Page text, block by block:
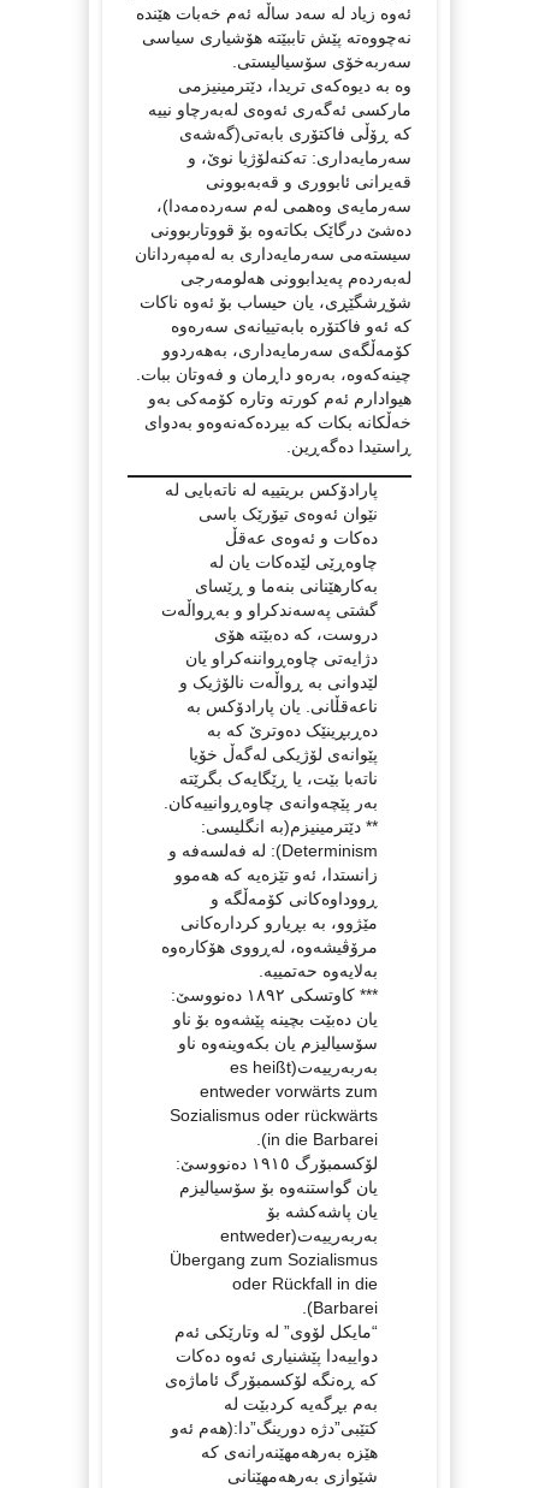
ئەوە زیاد لە سەد ساڵە ئەم خەبات هێندە
نەچووەتە پێش تاببێتە هۆشیاری سیاسی
سەربەخۆی سۆسیالیستی.
وە بە دیوەکەی تریدا، دێترمینیزمی
مارکسی ئەگەری ئەوەی لەبەرچاو نییە
کە ڕۆڵی فاکتۆری بابەتی(گەشەی
سەرمایەداری: تەکنەلۆژیا نوێ، و
قەیرانی ئابووری و قەبەبوونی
سەرمایەی وەهمی لەم سەردەمەدا)،
دەشێ درگاێک بکاتەوە بۆ قووتاربوونی
سیستەمی سەرمایەداری بە لەمپەردانان
لەبەردەم پەیدابوونی هەلومەرجی
شۆڕشگێڕی، یان حیساب بۆ ئەوە ناکات
کە ئەو فاکتۆرە بابەتییانەی سەرەوە
کۆمەڵگەی سەرمایەداری، بەهەردوو
چینەکەوە، بەرەو داڕمان و فەوتان ببات.
هیوادارم ئەم کورتە وتارە کۆمەکی بەو
خەڵکانە بکات کە بیردەکەنەوەو بەدوای
ڕاستیدا دەگەڕین.
پارادۆکس بریتییە لە ناتەبایی لە
نێوان ئەوەی تیۆرێک باسی
دەکات و ئەوەی عەقڵ
چاوەڕێی لێدەکات یان لە
بەکارهێنانی بنەما و ڕێسای
گشتی پەسەندکراو و بەڕواڵەت
دروست، کە دەبێتە هۆی
دژایەتی چاوەڕواننەکراو یان
لێدوانی بە ڕواڵەت نالۆژیک و
ناعەقڵانی. یان پارادۆکس بە
دەڕبڕینێک دەوترێ کە بە
پێوانەی لۆژیکی لەگەڵ خۆیا
ناتەبا بێت، یا ڕێگایەک بگرێتە
بەر پێچەوانەی چاوەڕوانییەکان.
** دێترمینیزم(به انگلیسی:
Determinism)‪:‬ لە فەلسەفە و
زانستدا، ئەو تێزەیە کە هەموو
ڕووداوەکانی کۆمەڵگە و
مێژوو، بە بڕیارو کردارەکانی
مرۆڤیشەوە، لەڕووی هۆکارەوە
بەلایەوە حەتمییە.
*** کاوتسکی ١٨٩٢ دەنووسێ:
یان دەبێت بچینە پێشەوە بۆ ناو
سۆسیالیزم یان بکەوینەوە ناو
بەربەرییەت(es heißt
entweder vorwärts zum
Sozialismus oder rückwärts
in die Barbarei).
لۆکسمبۆرگ ١٩١٥ دەنووسێ:
یان گواستنەوە بۆ سۆسیالیزم
یان پاشەکشە بۆ
بەربەرییەت(entweder
Übergang zum Sozialismus
oder Rückfall in die
Barbarei).
“مایکل لۆوی” لە وتارێکی ئەم
دواییەدا پێشنیاری ئەوە دەکات
کە ڕەنگە لۆکسمبۆرگ ئاماژەی
بەم بڕگەیە کردبێت لە
کتێبی”دژە دورینگ”دا:(هەم ئەو
هێزە بەرهەمهێنەرانەی کە
شێوازی بەرهەمهێنانی